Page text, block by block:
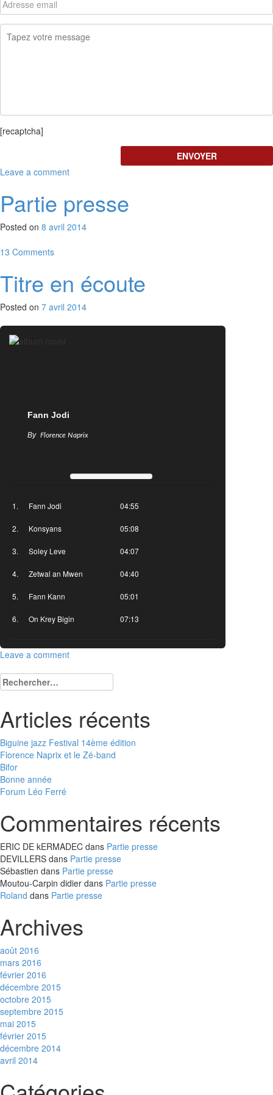
[recaptcha]
Leave a comment
Partie presse
Posted on 8 avril 2014
13 Comments
Titre en écoute
Posted on 7 avril 2014
Fann Jodi
By Florence Naprix
Fann Jodi 04:55
Konsyans 05:08
Soley Leve 04:07
Zetwal an Mwen 04:40
Fann Kann 05:01
On Krey Bigin 07:13
Leave a comment
Rechercher :
Articles récents
Biguine jazz Festival 14ème édition
Florence Naprix et le Zé-band
Bifor
Bonne année
Forum Léo Ferré
Commentaires récents
ERIC DE kERMADEC dans Partie presse
DEVILLERS dans Partie presse
Sébastien dans Partie presse
Moutou-Carpin didier dans Partie presse
Roland dans Partie presse
Archives
août 2016
mars 2016
février 2016
décembre 2015
octobre 2015
septembre 2015
mai 2015
février 2015
décembre 2014
avril 2014